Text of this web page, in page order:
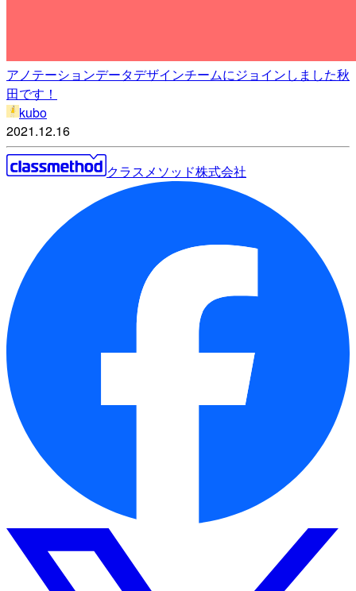
アノテーションデータデザインチームにジョインしました秋
田です！
kubo
2021.12.16
クラスメソッド株式会社